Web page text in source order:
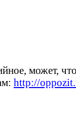
может,
http://